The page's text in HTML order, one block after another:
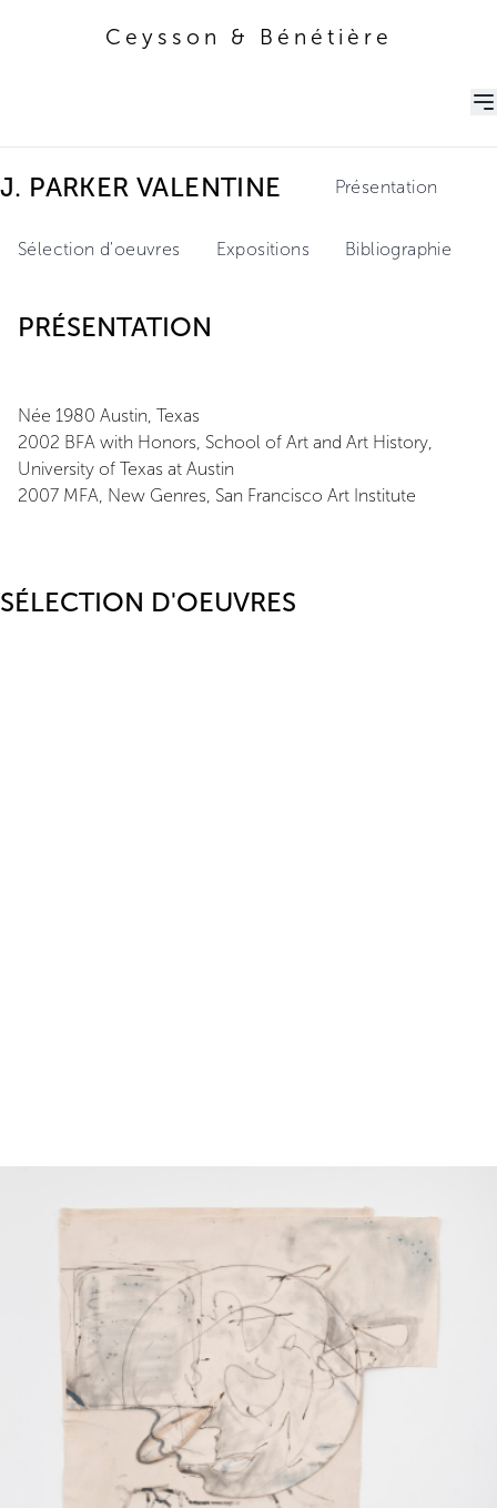
Ceysson & Bénétière
J. PARKER VALENTINE Présentation
Sélection d'oeuvres Expositions Bibliographie
PRÉSENTATION
Née 1980 Austin, Texas
2002 BFA with Honors, School of Art and Art History,
University of Texas at Austin
2007 MFA, New Genres, San Francisco Art Institute
SÉLECTION D'OEUVRES